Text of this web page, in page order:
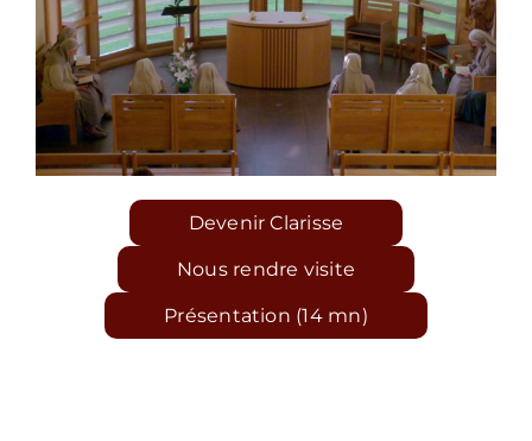
Devenir Clarisse
Nous rendre visite
Présentation (14 mn)